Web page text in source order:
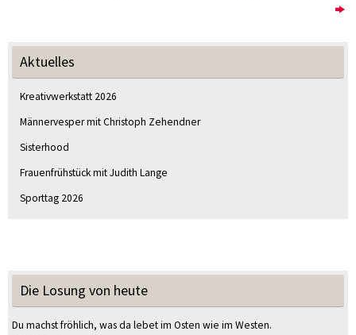
Aktuelles
Kreativwerkstatt 2026
Männervesper mit Christoph Zehendner
Sisterhood
Frauenfrühstück mit Judith Lange
Sporttag 2026
Die Losung von heute
Du machst fröhlich, was da lebet im Osten wie im Westen.